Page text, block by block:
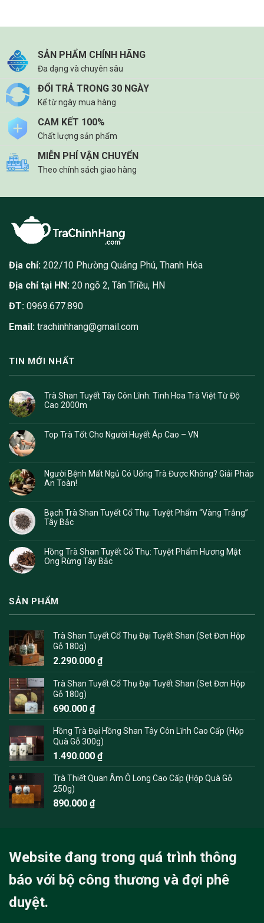
SẢN PHẨM CHÍNH HÃNG
Đa dạng và chuyên sâu
ĐỔI TRẢ TRONG 30 NGÀY
Kể từ ngày mua hàng
CAM KẾT 100%
Chất lượng sản phẩm
MIỄN PHÍ VẬN CHUYỂN
Theo chính sách giao hàng
Địa chỉ: 202/10 Phường Quảng Phú, Thanh Hóa
Địa chỉ tại HN: 20 ngõ 2, Tân Triều, HN
ĐT: 0969.677.890
Email: trachinhhang@gmail.com
TIN MỚI NHẤT
Trà Shan Tuyết Tây Côn Lĩnh: Tinh Hoa Trà Việt Từ Độ
Cao 2000m
Top Trà Tốt Cho Người Huyết Áp Cao – VN
Người Bệnh Mất Ngủ Có Uống Trà Được Không? Giải Pháp
An Toàn!
Bạch Trà Shan Tuyết Cổ Thụ: Tuyệt Phẩm “Vàng Trắng”
Tây Bắc
Hồng Trà Shan Tuyết Cổ Thụ: Tuyệt Phẩm Hương Mật
Ong Rừng Tây Bắc
SẢN PHẨM
Trà Shan Tuyết Cổ Thụ Đại Tuyết Shan (Set Đơn Hộp
Gỗ 180g)
2.290.000 ₫
Trà Shan Tuyết Cổ Thụ Đại Tuyết Shan (Set Đơn Hộp
Gỗ 180g)
690.000 ₫
Hồng Trà Đại Hồng Shan Tây Côn Lĩnh Cao Cấp (Hộp
Quà Gỗ 300g)
1.490.000 ₫
Trà Thiết Quan Âm Ô Long Cao Cấp (Hộp Quà Gỗ
250g)
890.000 ₫
Website đang trong quá trình thông
báo với bộ công thương và đợi phê
duyệt.